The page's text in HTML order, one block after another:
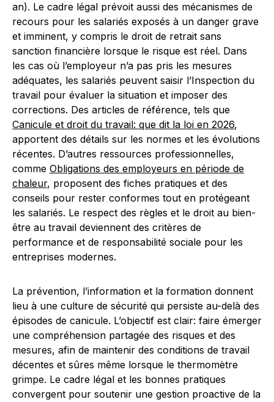
an). Le cadre légal prévoit aussi des mécanismes de
recours pour les salariés exposés à un danger grave
et imminent, y compris le droit de retrait sans
sanction financière lorsque le risque est réel. Dans
les cas où l’employeur n’a pas pris les mesures
adéquates, les salariés peuvent saisir l’Inspection du
travail pour évaluer la situation et imposer des
corrections. Des articles de référence, tels que
Canicule et droit du travail: que dit la loi en 2026,
apportent des détails sur les normes et les évolutions
récentes. D’autres ressources professionnelles,
comme Obligations des employeurs en période de
chaleur, proposent des fiches pratiques et des
conseils pour rester conformes tout en protégeant
les salariés. Le respect des règles et le droit au bien-
être au travail deviennent des critères de
performance et de responsabilité sociale pour les
entreprises modernes.
La prévention, l’information et la formation donnent
lieu à une culture de sécurité qui persiste au-delà des
épisodes de canicule. L’objectif est clair: faire émerger
une compréhension partagée des risques et des
mesures, afin de maintenir des conditions de travail
décentes et sûres même lorsque le thermomètre
grimpe. Le cadre légal et les bonnes pratiques
convergent pour soutenir une gestion proactive de la